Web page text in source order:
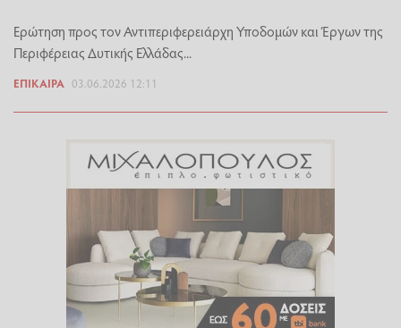
Ερώτηση προς τον Αντιπεριφερειάρχη Υποδομών και Έργων της
Περιφέρειας Δυτικής Ελλάδας...
ΕΠΊΚΑΙΡΑ 03.06.2026 12:11